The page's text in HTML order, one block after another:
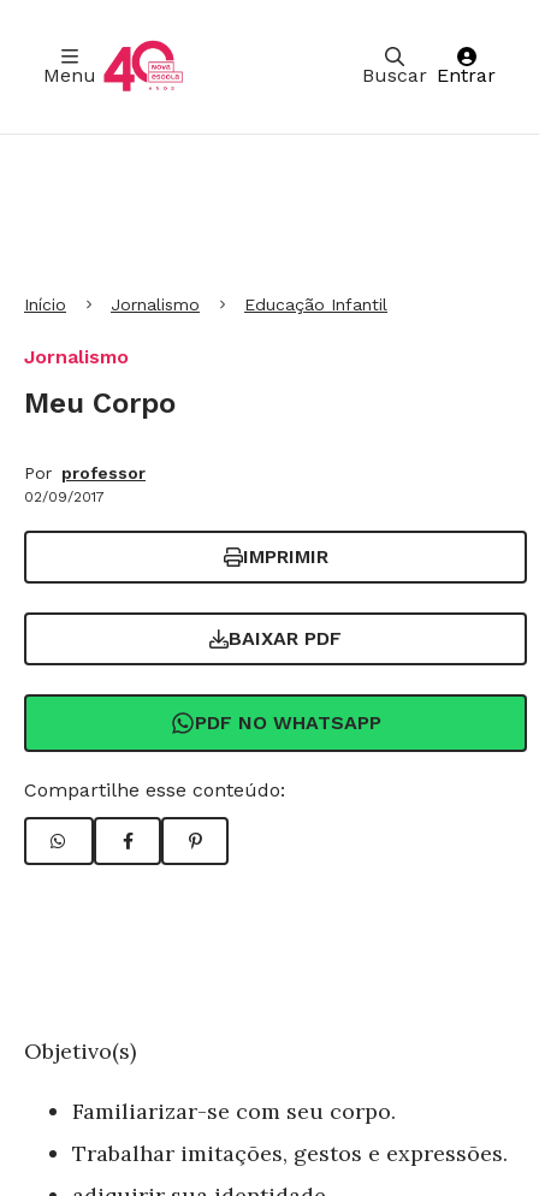
Buscar
Menu Entrar
Início Jornalismo Educação Infantil
Jornalismo
Meu Corpo
Por professor
02/09/2017
IMPRIMIR
BAIXAR PDF
PDF NO WHATSAPP
Compartilhe esse conteúdo:
Objetivo(s)
Familiarizar-se com seu corpo.
Trabalhar imitações, gestos e expressões.